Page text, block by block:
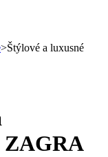
>Štýlové a luxusné
ZAGRA